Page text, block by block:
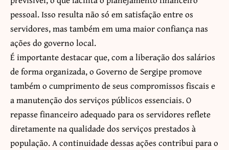
pessoal. Isso resulta não só em satisfação entre os
servidores, mas também em uma maior confiança nas
ações do governo local.
É importante destacar que, com a liberação dos salários
de forma organizada, o Governo de Sergipe promove
também o cumprimento de seus compromissos fiscais e
a manutenção dos serviços públicos essenciais. O
repasse financeiro adequado para os servidores reflete
diretamente na qualidade dos serviços prestados à
população. A continuidade dessas ações contribui para o